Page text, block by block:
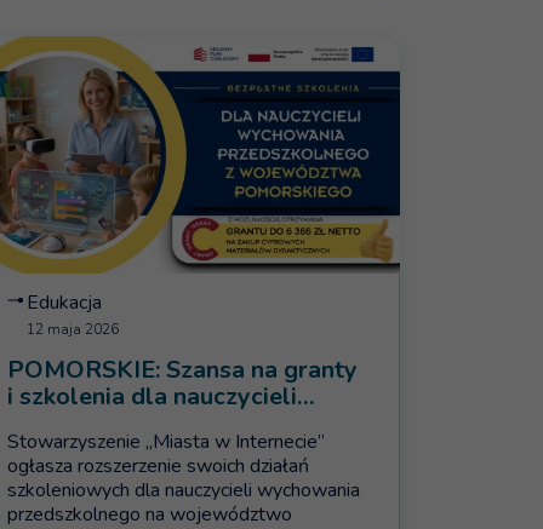
rozwoju i dotacje dla przedszkoli
Edukacja
12 maja 2026
POMORSKIE: Szansa na granty
i szkolenia dla nauczycieli
Stowarzyszenie „Miasta w Internecie”
ogłasza rozszerzenie swoich działań
szkoleniowych dla nauczycieli wychowania
przedszkolnego na województwo
na temat: POMORSKIE: Szansa na granty i szkolenia dla